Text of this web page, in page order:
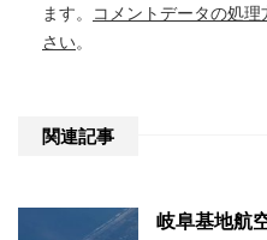
ます。
コメントデータの処
さい。
関連記事
岐阜基地航